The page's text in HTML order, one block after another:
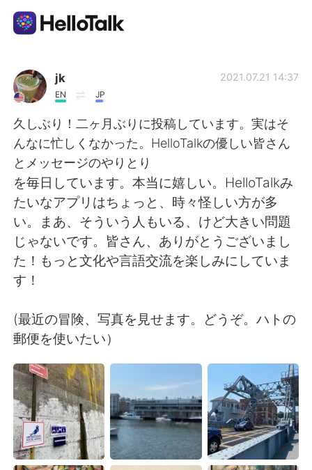
Language Exchange App
AI Grammar Checker
English
简体中文 繁體中文
Español العربية
Français
日本語 한국어
Indonesia Italiano
Türkçe Tiếng Việt
Português
jk
EN JP
2021.07.21 14:37
久しぶり！二ヶ月ぶりに投稿しています。実はそ
んなに忙しくなかった。HelloTalkの優しい皆さん
とメッセージのやりとり
を毎日しています。本当に嬉しい。HelloTalkみ
たいなアプリはちょっと、時々怪しい方が多
い。まあ、そういう人もいる、けど大きい問題
じゃないです。皆さん、ありがとうございまし
た！もっと文化や言語交流を楽しみにしていま
す！
(最近の冒険、写真を見せます。どうぞ。ハトの
郵便を使いたい）